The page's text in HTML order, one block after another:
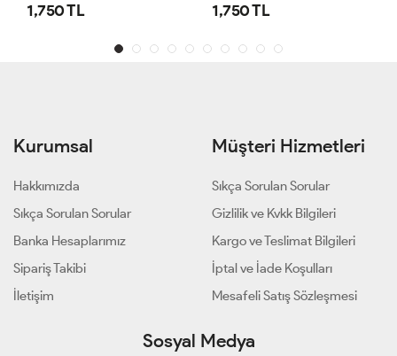
1,750 TL 1,750 TL
Kurumsal
Hakkımızda
Sıkça Sorulan Sorular
Banka Hesaplarımız
Sipariş Takibi
İletişim
Müşteri Hizmetleri
Sıkça Sorulan Sorular
Gizlilik ve Kvkk Bilgileri
Kargo ve Teslimat Bilgileri
İptal ve İade Koşulları
Mesafeli Satış Sözleşmesi
Sosyal Medya